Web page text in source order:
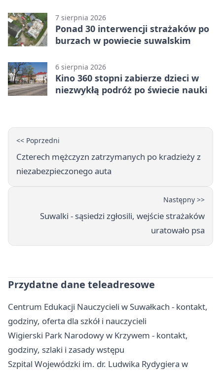
7 sierpnia 2026
Ponad 30 interwencji strażaków po
burzach w powiecie suwalskim
6 sierpnia 2026
Kino 360 stopni zabierze dzieci w
niezwykłą podróż po świecie nauki
<< Poprzedni
Czterech mężczyzn zatrzymanych po kradzieży z
niezabezpieczonego auta
Następny >>
Suwalki - sąsiedzi zgłosili, wejście strażaków
uratowało psa
Przydatne dane teleadresowe
Centrum Edukacji Nauczycieli w Suwałkach - kontakt,
godziny, oferta dla szkół i nauczycieli
Wigierski Park Narodowy w Krzywem - kontakt,
godziny, szlaki i zasady wstępu
Szpital Wojewódzki im. dr. Ludwika Rydygiera w